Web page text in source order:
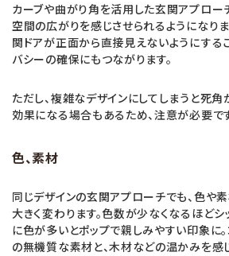
カーブや曲がり角を活用した玄関アプロー
空間の広がりを感じさせられるようになり
関ドアが正面から直接見えないようにする
バシーの確保にもつながります。
ただし、複雑なデザインにしてしまうと死
効果になる場合もあるため、注意が必要です
色、素材
同じデザインの玄関アプローチでも、色や
大きく変わります。色数が少なくなるほど
に色が多いとポップで親しみやすい印象に
の無機質な素材と、木材などの温かみを